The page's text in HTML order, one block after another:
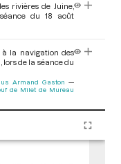
rivières de Juine,
du 18 août
la navigation des
lors de la séance du
Armand Gaston
de Milet de Mureau